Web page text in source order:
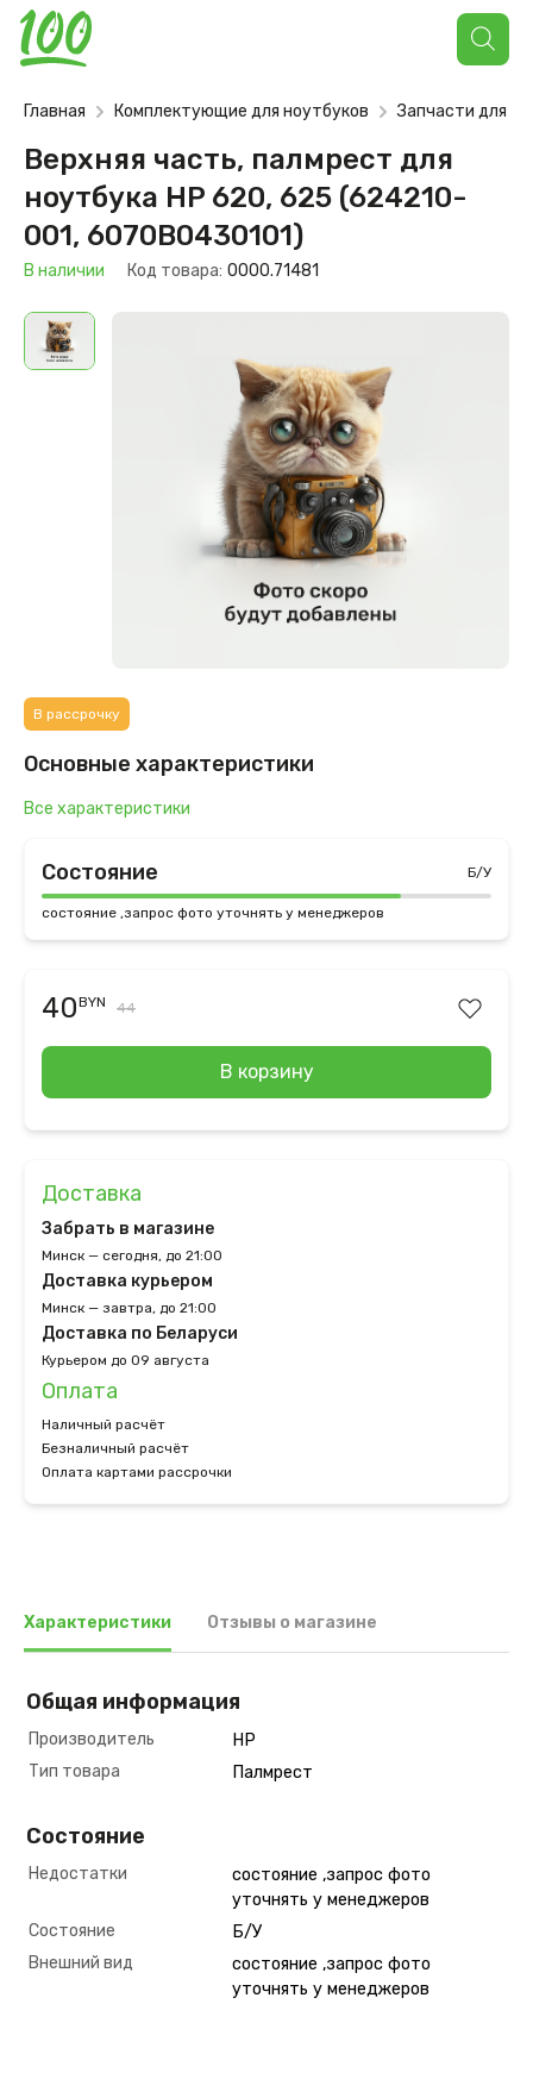
Поиск
товаров
Главная Комплектующие для ноутбуков Запчасти для
Верхняя часть, палмрест для
ноутбука HP 620, 625 (624210-
001, 6070B0430101)
В наличии Код товара: 0000.71481
В рассрочку
Основные характеристики
Все характеристики
Состояние Б/У
состояние ,запрос фото уточнять у менеджеров
40BYN 44
В корзину
Доставка
Забрать в магазине
Минск — сегодня, до 21:00
Доставка курьером
Минск — завтра, до 21:00
Доставка по Беларуси
Курьером до 09 августа
Оплата
Наличный расчёт
Безналичный расчёт
Оплата картами рассрочки
Характеристики Отзывы о магазине
Общая информация
Производитель
HP
Тип товара
Палмрест
Состояние
Недостатки
состояние ,запрос фото
уточнять у менеджеров
Состояние
Б/У
Внешний вид
состояние ,запрос фото
уточнять у менеджеров